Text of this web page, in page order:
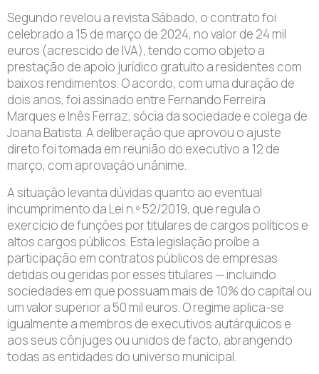
Segundo revelou a revista Sábado, o contrato foi
celebrado a 15 de março de 2024, no valor de 24 mil
euros (acrescido de IVA), tendo como objeto a
prestação de apoio jurídico gratuito a residentes com
baixos rendimentos. O acordo, com uma duração de
dois anos, foi assinado entre Fernando Ferreira
Marques e Inês Ferraz, sócia da sociedade e colega de
Joana Batista. A deliberação que aprovou o ajuste
direto foi tomada em reunião do executivo a 12 de
março, com aprovação unânime.
A situação levanta dúvidas quanto ao eventual
incumprimento da Lei n.º 52/2019, que regula o
exercício de funções por titulares de cargos políticos e
altos cargos públicos. Esta legislação proíbe a
participação em contratos públicos de empresas
detidas ou geridas por esses titulares — incluindo
sociedades em que possuam mais de 10% do capital ou
um valor superior a 50 mil euros. O regime aplica-se
igualmente a membros de executivos autárquicos e
aos seus cônjuges ou unidos de facto, abrangendo
todas as entidades do universo municipal.